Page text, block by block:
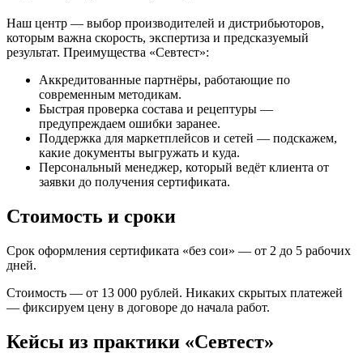
Наш центр — выбор производителей и дистрибьюторов,
которым важна скорость, экспертиза и предсказуемый
результат. Преимущества «Севтест»:
Аккредитованные партнёры, работающие по
современным методикам.
Быстрая проверка состава и рецептуры —
предупреждаем ошибки заранее.
Поддержка для маркетплейсов и сетей — подскажем,
какие документы выгружать и куда.
Персональный менеджер, который ведёт клиента от
заявки до получения сертификата.
Стоимость и сроки
Срок оформления сертификата «без сои» — от 2 до 5 рабочих
дней.
Стоимость — от 13 000 рублей. Никаких скрытых платежей
— фиксируем цену в договоре до начала работ.
Кейсы из практики «Севтест»